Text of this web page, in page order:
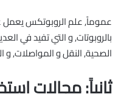
عموماً, علم الروبوتكس
بالروبوتات, و التي تفيد في
الصحية, النقل و المواصلات, و
ثانياً: مجالات